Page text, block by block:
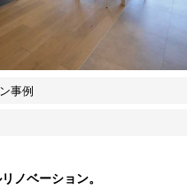
事例
ノベーション。